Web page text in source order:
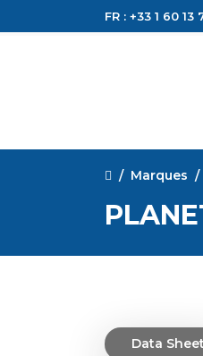
FR : +33 1 60 13
Marques
Data Sheet